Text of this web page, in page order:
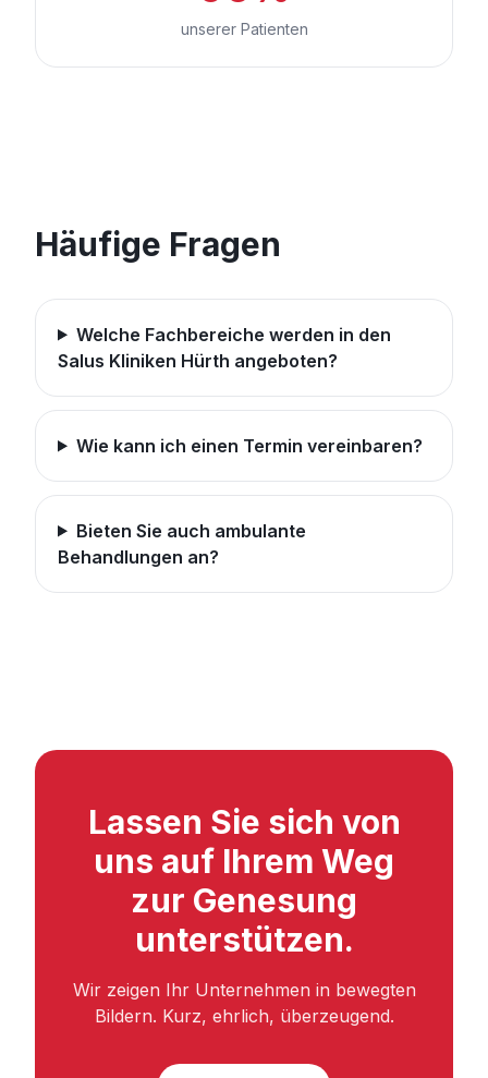
unserer Patienten
Häufige Fragen
Welche Fachbereiche werden in den
Salus Kliniken Hürth angeboten?
Wie kann ich einen Termin vereinbaren?
Bieten Sie auch ambulante
Behandlungen an?
Lassen Sie sich von
uns auf Ihrem Weg
zur Genesung
unterstützen.
Wir zeigen Ihr Unternehmen in bewegten
Bildern. Kurz, ehrlich, überzeugend.